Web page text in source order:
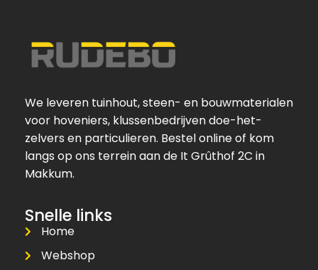
We leveren tuinhout, steen- en bouwmaterialen
voor hoveniers, klussenbedrijven doe-het-
zelvers en particulieren. Bestel online of kom
langs op ons terrein aan de It Grûthof 2C in
Makkum.
Snelle links
Home
Webshop